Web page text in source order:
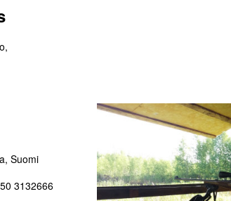
Suomi
3132666